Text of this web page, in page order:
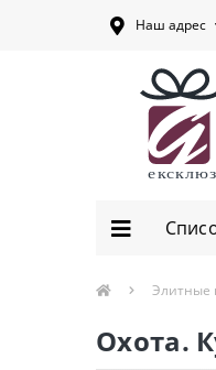
Наш адрес
Элитные
Охота.